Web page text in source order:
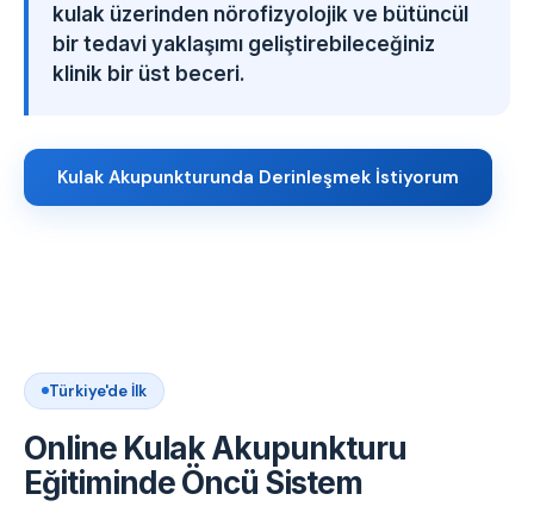
kulak üzerinden nörofizyolojik ve bütüncül
bir tedavi yaklaşımı geliştirebileceğiniz
klinik bir üst beceri.
Kulak Akupunkturunda Derinleşmek İstiyorum
Türkiye'de İlk
Online Kulak Akupunkturu
Eğitiminde Öncü Sistem